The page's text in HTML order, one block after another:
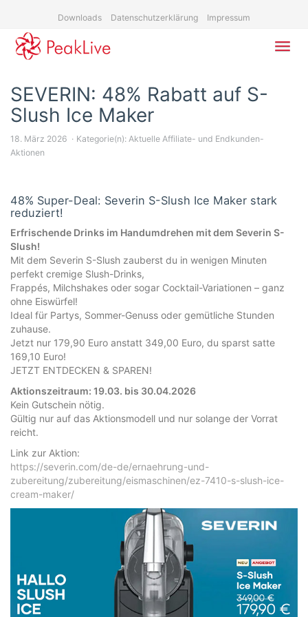
content
Downloads Datenschutzerklärung Impressum
SEVERIN: 48% Rabatt auf S-
Slush Ice Maker
18. März 2026 Kategorie(n): Aktuelle Affiliate- und Endkunden-
Aktionen
48% Super-Deal: Severin S-Slush Ice Maker stark
reduziert!
Erfrischende Drinks im Handumdrehen mit dem Severin S-
Slush!
Mit dem Severin S-Slush zauberst du in wenigen Minuten
perfekt cremige Slush-Drinks,
Frappés, Milchshakes oder sogar Cocktail-Variationen – ganz
ohne Eiswürfel!
Ideal für Partys, Sommer-Genuss oder gemütliche Stunden
zuhause.
Jetzt nur 179,90 Euro anstatt 349,00 Euro, du sparst satte
169,10 Euro!
JETZT ENTDECKEN & SPAREN!
Aktionszeitraum: 19.03. bis 30.04.2026
Kein Gutschein nötig.
Gültig nur auf das Aktionsmodell und nur solange der Vorrat
reicht.
Link zur Aktion:
https://severin.com/de-de/ernaehrung-und-
zubereitung/zubereitung/eismaschinen/ez-7410-s-slush-ice-
cream-maker/